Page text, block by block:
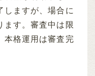
しますが、場合に
ます。審査中は限
本格運用は審査完